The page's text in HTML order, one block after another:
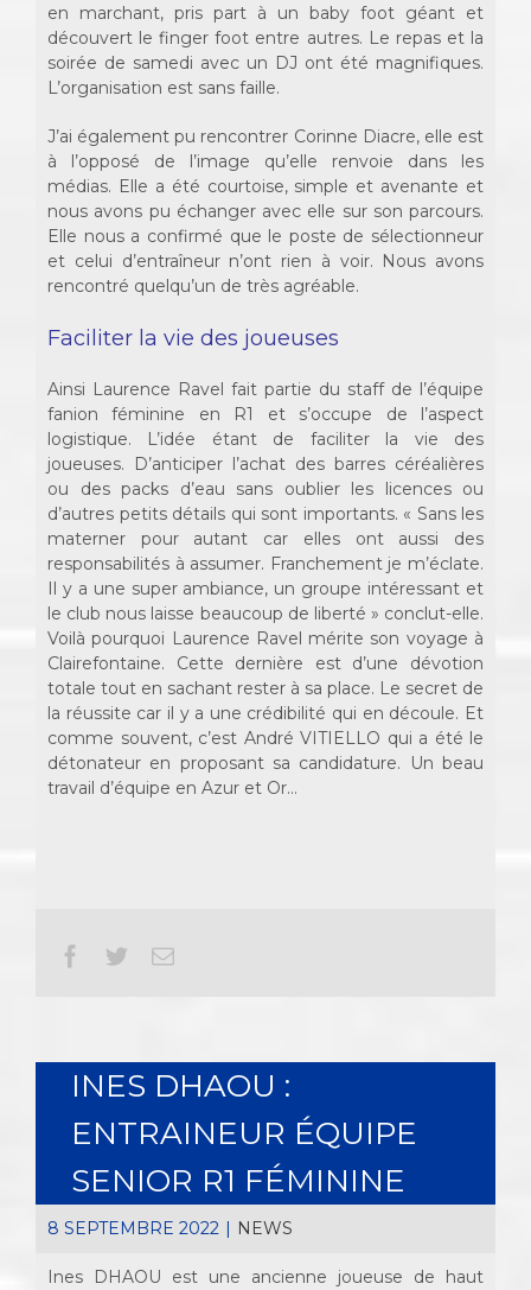
en marchant, pris part à un baby foot géant et
découvert le finger foot entre autres. Le repas et la
soirée de samedi avec un DJ ont été magnifiques.
L’organisation est sans faille.
J’ai également pu rencontrer Corinne Diacre, elle est
à l’opposé de l’image qu’elle renvoie dans les
médias. Elle a été courtoise, simple et avenante et
nous avons pu échanger avec elle sur son parcours.
Elle nous a confirmé que le poste de sélectionneur
et celui d’entraîneur n’ont rien à voir. Nous avons
rencontré quelqu’un de très agréable.
Faciliter la vie des joueuses
Ainsi Laurence Ravel fait partie du staff de l’équipe
fanion féminine en R1 et s’occupe de l’aspect
logistique. L’idée étant de faciliter la vie des
joueuses. D’anticiper l’achat des barres céréalières
ou des packs d’eau sans oublier les licences ou
d’autres petits détails qui sont importants. « Sans les
materner pour autant car elles ont aussi des
responsabilités à assumer. Franchement je m’éclate.
Il y a une super ambiance, un groupe intéressant et
le club nous laisse beaucoup de liberté » conclut-elle.
Voilà pourquoi Laurence Ravel mérite son voyage à
Clairefontaine. Cette dernière est d’une dévotion
totale tout en sachant rester à sa place. Le secret de
la réussite car il y a une crédibilité qui en découle. Et
comme souvent, c’est André VITIELLO qui a été le
détonateur en proposant sa candidature. Un beau
travail d’équipe en Azur et Or…
Facebook
TwitterEmail
INES DHAOU :
ENTRAINEUR ÉQUIPE
SENIOR R1 FÉMININE
8 SEPTEMBRE 2022 NEWS
Ines DHAOU est une ancienne joueuse de haut